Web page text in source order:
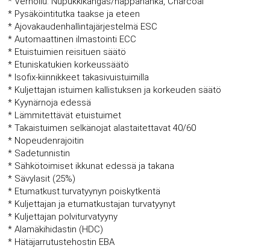
* Pysäköintitutka taakse ja eteen
* Ajovakaudenhallintajärjestelmä ESC
* Automaattinen ilmastointi ECC
* Etuistuimien reisituen säätö
* Etuniskatukien korkeussäätö
* Isofix-kiinnikkeet takasivuistuimilla
* Kuljettajan istuimen kallistuksen ja korkeuden säätö
* Kyynärnoja edessä
* Lämmitettävät etuistuimet
* Takaistuimen selkänojat alastaitettavat 40/60
* Nopeudenrajoitin
* Sadetunnistin
* Sähkötoimiset ikkunat edessä ja takana
* Sävylasit (25%)
* Etumatkust.turvatyynyn poiskytkentä
* Kuljettajan ja etumatkustajan turvatyynyt
* Kuljettajan polviturvatyyny
* Alamäkihidastin (HDC)
* Hätäjarrutustehostin EBA